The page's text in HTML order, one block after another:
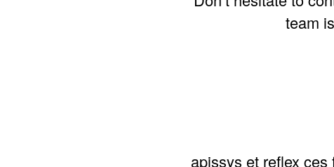
team
apissys et reflex